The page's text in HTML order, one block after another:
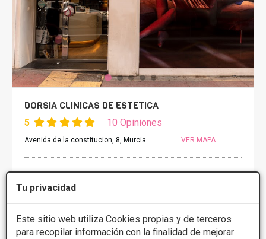
Tu privacidad
Este sitio web utiliza Cookies propias y de terceros
para recopilar información con la finalidad de mejorar
DORSIA CLINICAS DE ESTETICA
5 10 Opiniones
Avenida de la constitucion, 8, Murcia VER MAPA
Tratamientos desde 250€
Presupuestos con
CONSULTAR/CITA/PRESUPUESTO